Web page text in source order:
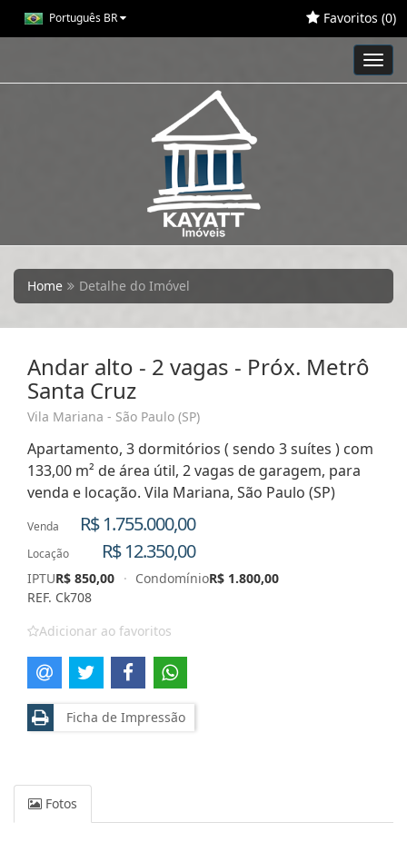
Português BR Favoritos (0)
Home Detalhe do Imóvel
Andar alto - 2 vagas - Próx. Metrô
Santa Cruz
Vila Mariana - São Paulo (SP)
Apartamento, 3 dormitórios ( sendo 3 suítes ) com
133,00 m² de área útil, 2 vagas de garagem, para
venda e locação. Vila Mariana, São Paulo (SP)
Venda R$ 1.755.000,00
Locação R$ 12.350,00
IPTUR$ 850,00 · CondomínioR$ 1.800,00
REF. Ck708
Adicionar ao favoritos
Ficha de Impressão
Fotos